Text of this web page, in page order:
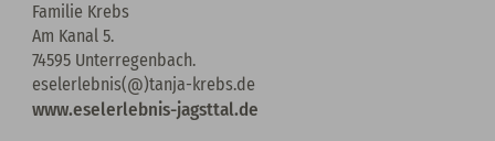
Familie Krebs
Am Kanal 5.
74595 Unterregenbach.
eselerlebnis(@)tanja-krebs.de
www.eselerlebnis-jagsttal.de